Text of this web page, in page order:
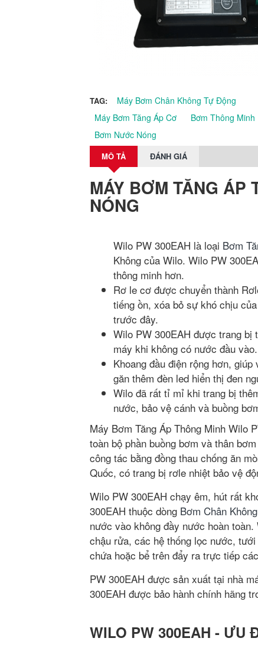
TAG:
Máy Bơm Chân Không Tự Động
Máy Bơm Tăng Áp Cơ
Bơm Thông Minh
Bơm Nước Nóng
MÔ TẢ ĐÁNH GIÁ
MÁY BƠM TĂNG ÁP
NÓNG
Wilo PW 300EAH là loại Bơm
Không của Wilo. Wilo PW
thông minh hơn.
Rơ le cơ được chuyển thành
tiếng ồn, xóa bỏ sự khó chịu
trước đây.
Wilo PW 300EAH được trang bị
máy khi không có nước đầu vào.
Khoang đầu điện rộng hơn,
găn thêm đèn led hiển thị đen
Wilo đã rất tỉ mỉ khi trang bị
nước, bảo vệ cánh và buồng
Máy Bơm Tăng Áp Thông Minh Wilo
toàn bộ phần buồng bơm và thân
công tác bằng đồng thau chống ăn
Quốc, có trang bị rơle nhiệt bảo vệ
Wilo PW 300EAH chạy êm, hút rất
300EAH thuộc dòng Bơm Chân Không
nước vào không đầy nước hoàn
chậu rửa, các hệ thống lọc nước,
chứa hoặc bể trên đẩy ra trực tiếp
PW 300EAH được sản xuất tại nhà
300EAH được bảo hành chính hãng
WILO PW 300EAH - ƯU